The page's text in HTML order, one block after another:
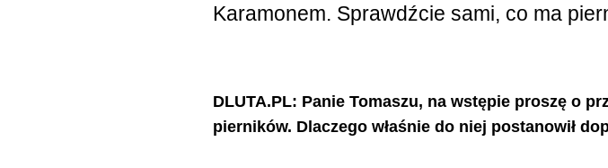
Karamonem. Sprawdźcie sami, co ma
DLUTA.PL: Panie Tomaszu, na wstępie proszę o
pierników. Dlaczego właśnie do niej postanowił